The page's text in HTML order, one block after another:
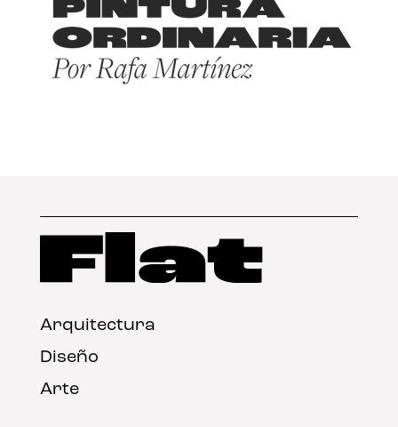
Arquitectura
Diseño
Arte